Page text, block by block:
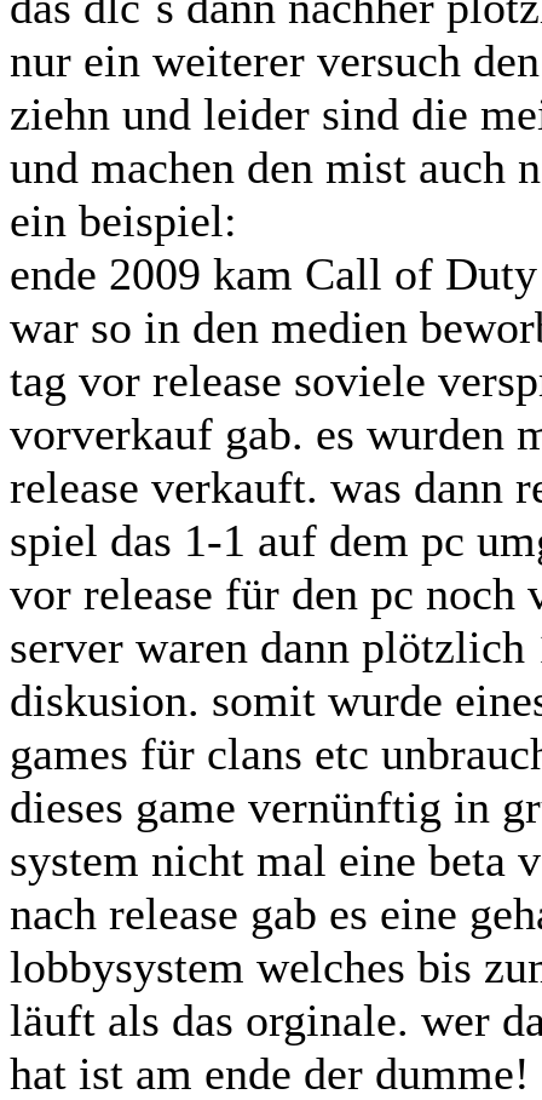
nur ein weiterer versuch
ziehn und leider sind die
und machen den mist auch
ein beispiel:
ende 2009 kam Call of
war so in den medien
tag vor release soviele
vorverkauf gab. es wurden
release verkauft. was dann
spiel das 1-1 auf dem pc
vor release für den pc
server waren dann plötzlich
diskusion. somit wurde
games für clans etc
dieses game vernünftig in
system nicht mal eine beta
nach release gab es eine
lobbysystem welches bis
läuft als das orginale. wer
hat ist am ende der